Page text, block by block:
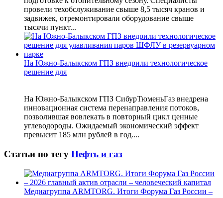
провели техобслуживание свыше 8,5 тысяч кранов и
задвижек, отремонтировали оборудование свыше
тысячи пункт...
На Южно-Балыкском ГПЗ внедрили технологическое
решение для
На Южно-Балыкском ГПЗ СибурТюменьГаз внедрена
инновационная система перенаправления потоков,
позволившая вовлекать в повторный цикл ценные
углеводороды. Ожидаемый экономический эффект
превысит 185 млн рублей в год....
Статьи по тегу Нефть и газ
Медиагруппа ARMTORG. Итоги Форума Газ России –